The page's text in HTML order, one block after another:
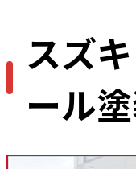
スズ
ール